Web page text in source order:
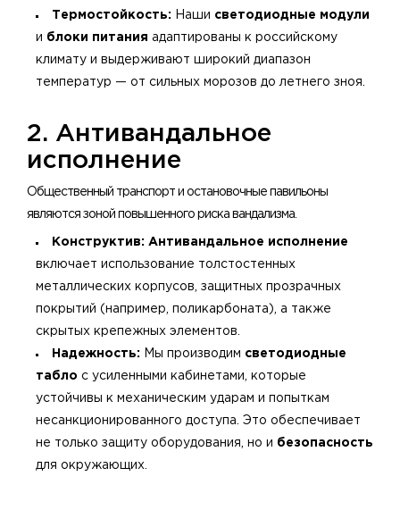
Термостойкость: Наши светодиодные модули
и блоки питания адаптированы к российскому
климату и выдерживают широкий диапазон
температур — от сильных морозов до летнего зноя.
2. Антивандальное
исполнение
Общественный транспорт и остановочные павильоны
являются зоной повышенного риска вандализма.
Конструктив: Антивандальное исполнение
включает использование толстостенных
металлических корпусов, защитных прозрачных
покрытий (например, поликарбоната), а также
скрытых крепежных элементов.
Надежность: Мы производим светодиодные
табло с усиленными кабинетами, которые
устойчивы к механическим ударам и попыткам
несанкционированного доступа. Это обеспечивает
не только защиту оборудования, но и безопасность
для окружающих.